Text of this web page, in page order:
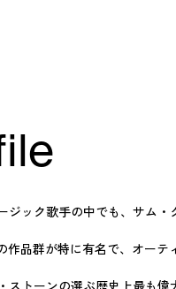
ジック歌手の中でも、サム
作品群が特に有名で、オー
ストーンの選ぶ歴史上最も